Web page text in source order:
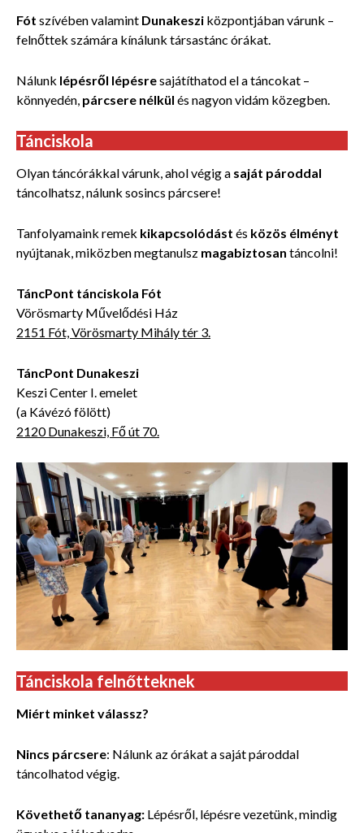
Fót szívében valamint Dunakeszi központjában várunk –
felnőttek számára kínálunk társastánc órákat.
Nálunk lépésről lépésresajátíthatod el a táncokat –
könnyedén, párcsere nélkül és nagyon vidám közegben.
Tánciskola
Olyan táncórákkal várunk, ahol végig a saját pároddal
táncolhatsz, nálunk sosincs párcsere!
Tanfolyamaink remek kikapcsolódást és közös élményt
nyújtanak, miközbenmegtanulsz magabiztosan táncolni!
TáncPont tánciskola Fót
Vörösmarty Művelődési Ház
2151 Fót, Vörösmarty Mihály tér 3.
TáncPont Dunakeszi
Keszi Center I. emelet
(a Kávézó fölött)
2120 Dunakeszi, Fő út 70.
Tánciskola felnőtteknek
Miért minket válassz?
Nincs párcsere: Nálunk az órákat a saját pároddal
táncolhatod végig.
Követhető tananyag: Lépésről, lépésre vezetünk, mindig